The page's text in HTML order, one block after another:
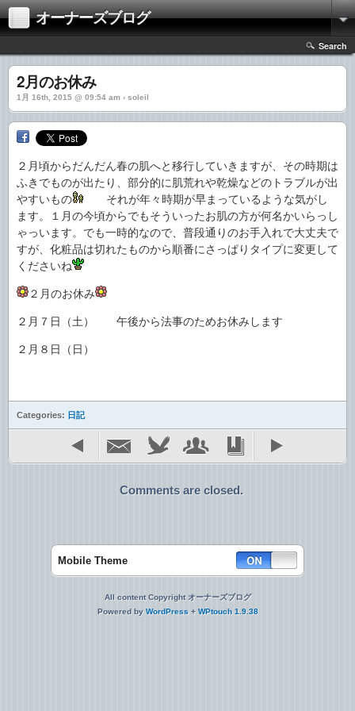
オーナーズブログ
Search
2月のお休み
1月 16th, 2015 @ 09:54 am › soleil
２月頃からだんだん春の肌へと移行していきますが、その時期は
ふきでものが出たり、部分的に肌荒れや乾燥などのトラブルが出
やすいもの
それが年々時期が早まっているような気がし
ます。１月の今頃からでもそういったお肌の方が何名かいらっし
ゃっいます。でも一時的なので、普段通りのお手入れで大丈夫で
すが、化粧品は切れたものから順番にさっぱりタイプに変更して
くださいね
２月のお休み
２月７日（土） 午後から法事のためお休みします
２月８日（日）
Categories: 日記
Comments are closed.
Mobile Theme
All content Copyright オーナーズブログ
Powered by WordPress + WPtouch 1.9.38